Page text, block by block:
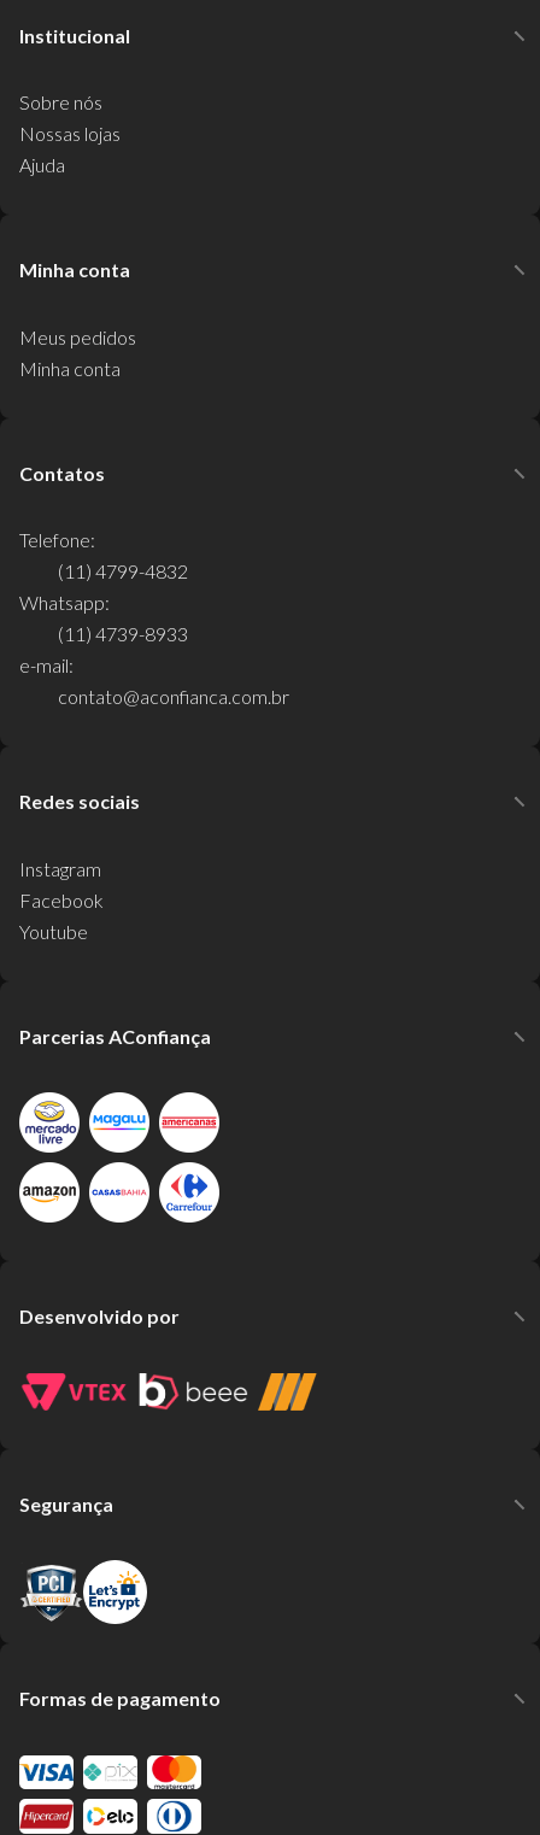
Institucional
Sobre nós
Nossas lojas
Ajuda
Minha conta
Meus pedidos
Minha conta
Contatos
Telefone:
(11) 4799-4832
Whatsapp:
(11) 4739-8933
e-mail:
contato@aconfianca.com.br
Redes sociais
Instagram
Facebook
Youtube
Parcerias AConfiança
Desenvolvido por
Segurança
Formas de pagamento